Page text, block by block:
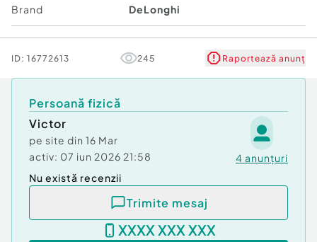
Brand DeLonghi
ID: 16772613 245 Raportează anunț
Persoană fizică
Victor
pe site din 16 Mar
activ: 07 iun 2026 21:58 4 anunțuri
Nu există recenzii
Trimite mesaj
XXXX XXX XXX